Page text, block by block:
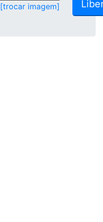
[trocar imagem]